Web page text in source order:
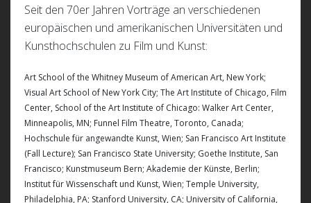
Seit den 70er Jahren Vorträge an verschiedenen
europäischen und amerikanischen Universitäten und
Kunsthochschulen zu Film und Kunst:
Art School of the Whitney Museum of American Art, New York;
Visual Art School of New York City; The Art Institute of Chicago, Film
Center, School of the Art Institute of Chicago: Walker Art Center,
Minneapolis, MN; Funnel Film Theatre, Toronto, Canada;
Hochschule für angewandte Kunst, Wien; San Francisco Art Institute
(Fall Lecture); San Francisco State University; Goethe Institute, San
Francisco; Kunstmuseum Bern; Akademie der Künste, Berlin;
Institut für Wissenschaft und Kunst, Wien; Temple University,
Philadelphia, PA; Stanford University, CA; University of California,